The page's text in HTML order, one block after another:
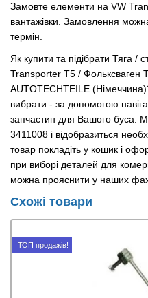
Замовте елементи на VW
вантажівки. Замовлення
термін.
Як купити та підібрати Тяга /
Transporter T5 / Фольксваген
AUTOTECHTEILE
вибрати - за допомогою
запчастин для Вашого буса.
3411008 і відобразиться
товар покладіть у кошик і
при виборі деталей для
можна прояснити у наших
Схожі товари
ТОП продажів!